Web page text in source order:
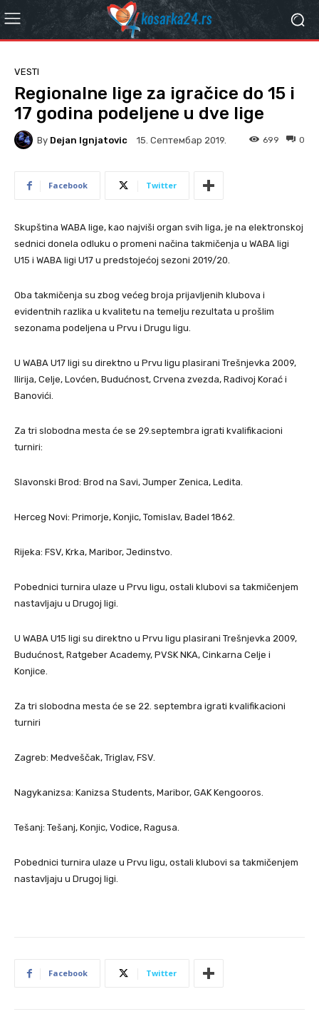
VESTI
Regionalne lige za igračice do 15 i
17 godina podeljene u dve lige
By Dejan Ignjatovic 15. Септембар 2019. 0
699
Facebook Twitter
Skupština WABA lige, kao najviši organ svih liga, je na elektronskoj
sednici donela odluku o promeni načina takmičenja u WABA ligi
U15 i WABA ligi U17 u predstojećoj sezoni 2019/20.
Oba takmičenja su zbog većeg broja prijavljenih klubova i
evidentnih razlika u kvalitetu na temelju rezultata u prošlim
sezonama podeljena u Prvu i Drugu ligu.
U WABA U17 ligi su direktno u Prvu ligu plasirani Trešnjevka 2009,
Ilirija, Celje, Lovćen, Budućnost, Crvena zvezda, Radivoj Korać i
Banovići.
Za tri slobodna mesta će se 29.septembra igrati kvalifikacioni
turniri:
Slavonski Brod: Brod na Savi, Jumper Zenica, Ledita.
Herceg Novi: Primorje, Konjic, Tomislav, Badel 1862.
Rijeka: FSV, Krka, Maribor, Jedinstvo.
Pobednici turnira ulaze u Prvu ligu, ostali klubovi sa takmičenjem
nastavljaju u Drugoj ligi.
U WABA U15 ligi su direktno u Prvu ligu plasirani Trešnjevka 2009,
Budućnost, Ratgeber Academy, PVSK NKA, Cinkarna Celje i
Konjice.
Za tri slobodna mesta će se 22. septembra igrati kvalifikacioni
turniri
Zagreb: Medveščak, Triglav, FSV.
Nagykanizsa: Kanizsa Students, Maribor, GAK Kengooros.
Tešanj: Tešanj, Konjic, Vodice, Ragusa.
Pobednici turnira ulaze u Prvu ligu, ostali klubovi sa takmičenjem
nastavljaju u Drugoj ligi.
Facebook Twitter